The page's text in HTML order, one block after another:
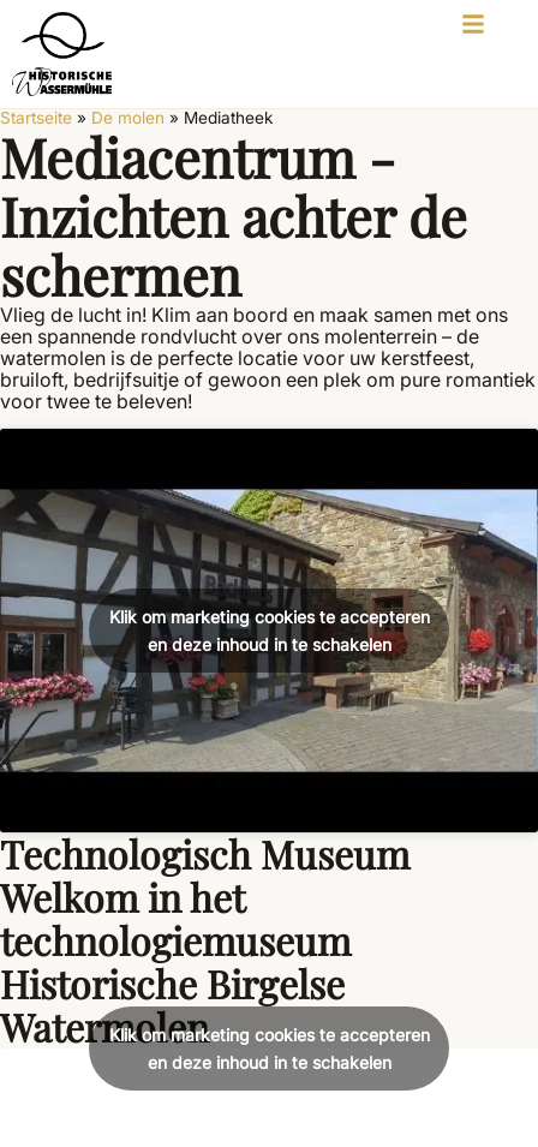
Startseite » De molen » Mediatheek
Mediacentrum -
Inzichten achter de
schermen
Vlieg de lucht in! Klim aan boord en maak samen met ons
een spannende rondvlucht over ons molenterrein – de
watermolen is de perfecte locatie voor uw kerstfeest,
bruiloft, bedrijfsuitje of gewoon een plek om pure romantiek
voor twee te beleven!
Klik om marketing cookies te accepteren
en deze inhoud in te schakelen
Technologisch Museum
Welkom in het
technologiemuseum
Historische Birgelse
WatermolenKlik om marketing cookies te accepteren
en deze inhoud in te schakelen